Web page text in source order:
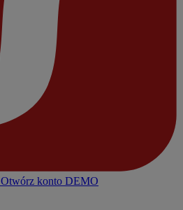
Otwórz konto DEMO